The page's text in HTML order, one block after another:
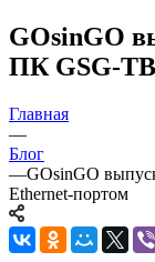
GOsinGO
ПК GSG-
Главная
—
Блог
—GOsinGO
Ethernet-портом